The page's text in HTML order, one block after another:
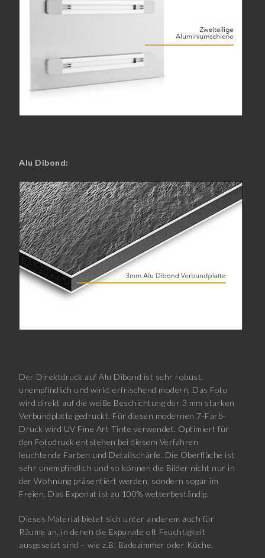
Alu Dibond:
Der Direktdruck auf Alu Dibond ist sehr robust,
unempfindlich und wirkt erfrischend modern. Das Foto
wird direkt auf die weiße Beschichtung der 3 mm starken
Verbundplatte gedruckt. Für diesen modernen 7-Farb-
Druck wird UV Fine Art Tinte verwendet. Optimiert für
den Fotodruck entstehen bei diesem Verfahren
leuchtende Farben und Detailschärfe. Die Oberfläche ist
sehr unempfindlich und so können die Bilder nicht nur in
der Wohnung präsentiert werden, sondern sogar im
Freien. Das Exponat ist zu 100% wetterbeständig.
Dieses Material bietet sich unter anderem auch für
Räume an, in denen die Exponate oft Feuchtigkeit
ausgesetzt sind – wie z.B. Badezimmer oder Küche.